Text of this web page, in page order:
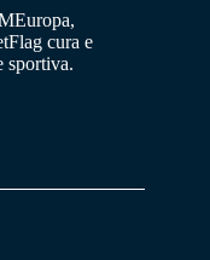
cura e
sportiva.